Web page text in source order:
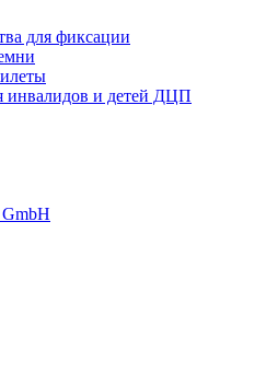
для фиксации
инвалидов и детей ДЦП